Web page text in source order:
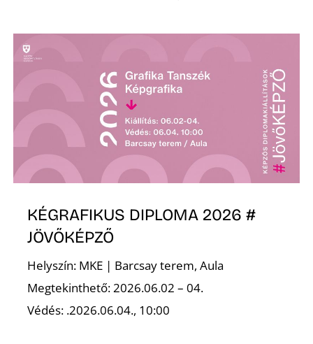
KÉGRAFIKUS DIPLOMA 2026 #
JÖVŐKÉPZŐ
Helyszín: MKE | Barcsay terem, Aula
Megtekinthető: 2026.06.02 – 04.
Védés: .2026.06.04., 10:00